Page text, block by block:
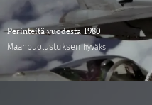
Perinteitä vuodesta 1980
Maanpuolustuksenhyväksi